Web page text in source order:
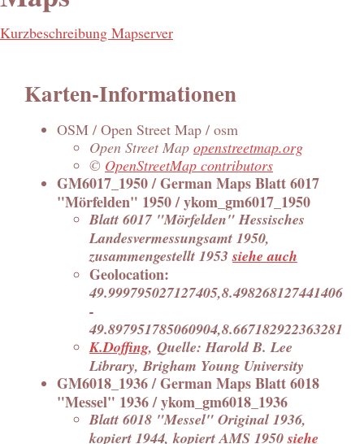
Kurzbeschreibung Mapserver
Karten-Informationen
OSM / Open Street Map / osm
Open Street Map openstreetmap.org
© OpenStreetMap contributors
GM6017_1950 / German Maps Blatt 6017
"Mörfelden" 1950 / ykom_gm6017_1950
Blatt 6017 "Mörfelden" Hessisches
Landesvermessungsamt 1950,
zusammengestellt 1953siehe auch
Geolocation:
49.999795027127405,8.498268127441406
-
49.897951785060904,8.667182922363281
K.Doffing, Quelle: Harold B. Lee
Library, Brigham Young University
GM6018_1936 / German Maps Blatt 6018
"Messel" 1936 / ykom_gm6018_1936
Blatt 6018 "Messel" Original 1936,
kopiert 1944, kopiert AMS 1950siehe